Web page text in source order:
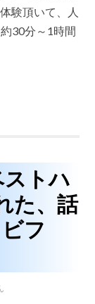
験頂いて、人
30分～1時間
トハ
た、話
フ